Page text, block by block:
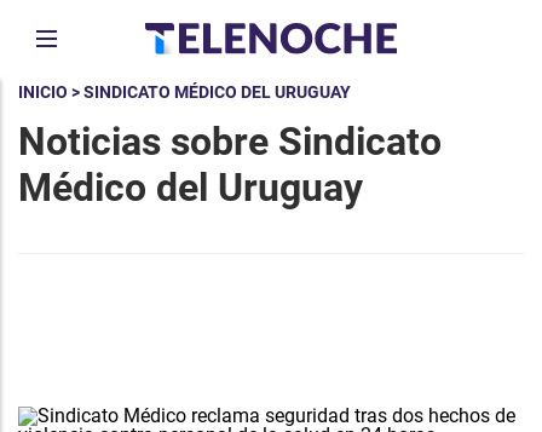
INICIO > SINDICATO MÉDICO DEL URUGUAY
Noticias sobre Sindicato
Médico del Uruguay